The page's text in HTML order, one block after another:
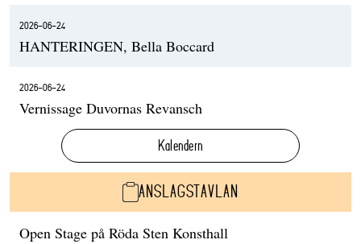
2026-06-24
HANTERINGEN, Bella Boccard
2026-06-24
Vernissage Duvornas Revansch
Kalendern
ANSLAGSTAVLAN
Open Stage på Röda Sten Konsthall